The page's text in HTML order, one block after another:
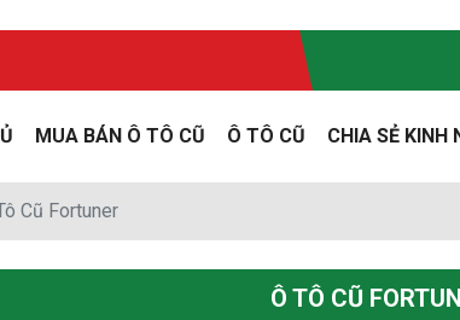
MUA BÁN Ô TÔ CŨ Ô TÔ CŨ CHIA SẺ KINH
Cũ Fortuner
Ô TÔ CŨ